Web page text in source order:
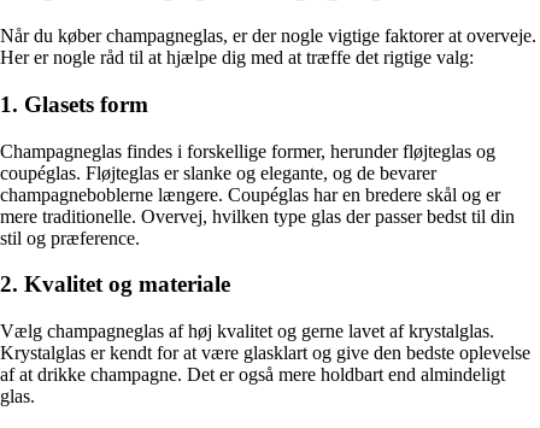
Når du køber champagneglas, er der nogle vigtige faktorer at overveje.
Her er nogle råd til at hjælpe dig med at træffe det rigtige valg:
1. Glasets form
Champagneglas findes i forskellige former, herunder fløjteglas og
coupéglas. Fløjteglas er slanke og elegante, og de bevarer
champagneboblerne længere. Coupéglas har en bredere skål og er
mere traditionelle. Overvej, hvilken type glas der passer bedst til din
stil og præference.
2. Kvalitet og materiale
Vælg champagneglas af høj kvalitet og gerne lavet af krystalglas.
Krystalglas er kendt for at være glasklart og give den bedste oplevelse
af at drikke champagne. Det er også mere holdbart end almindeligt
glas.